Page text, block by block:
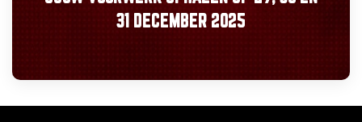
31 DECEMBER 2025